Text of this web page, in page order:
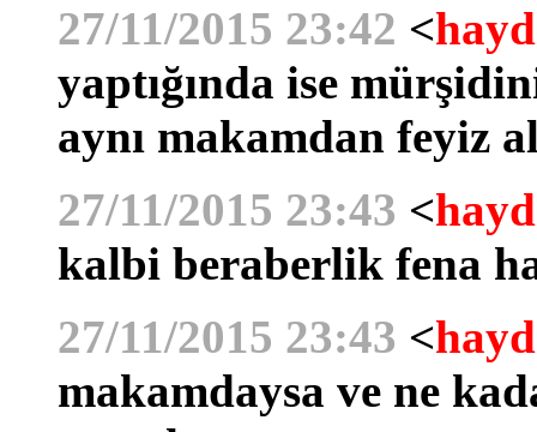
27/11/2015 23:42 <
yaptığında ise
aynı makamdan feyiz
27/11/2015 23:43 <
kalbi beraberlik fena
27/11/2015 23:43 <
makamdaysa ve ne